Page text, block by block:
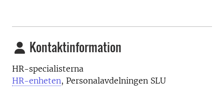
Kontaktinformation
HR-specialisterna
HR-enheten, Personalavdelningen SLU